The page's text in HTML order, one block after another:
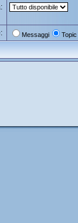
Messaggi Topic